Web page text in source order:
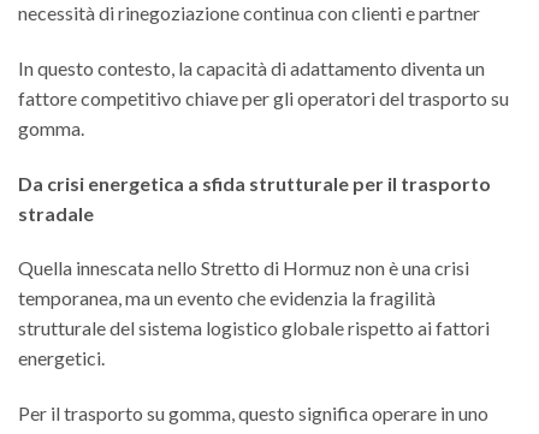
necessità di rinegoziazione continua con clienti e partner
In questo contesto, la capacità di adattamento diventa un
fattore competitivo chiave per gli operatori del trasporto su
gomma.
Da crisi energetica a sfida strutturale per il trasporto
stradale
Quella innescata nello Stretto di Hormuz non è una crisi
temporanea, ma un evento che evidenzia la fragilità
strutturale del sistema logistico globale rispetto ai fattori
energetici.
Per il trasporto su gomma, questo significa operare in uno